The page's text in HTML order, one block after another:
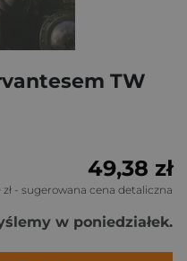
TW
49,38 zł
- sugerowana cena detaliczna
w poniedziałek.